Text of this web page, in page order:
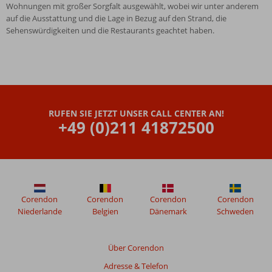
Wohnungen mit großer Sorgfalt ausgewählt, wobei wir unter anderem
auf die Ausstattung und die Lage in Bezug auf den Strand, die
Sehenswürdigkeiten und die Restaurants geachtet haben.
RUFEN SIE JETZT UNSER CALL CENTER AN!
+49 (0)211 41872500
Über Corendon
Adresse & Telefon
Corendon
Niederlande
Corendon
Belgien
Corendon
Dänemark
Corendon
Schweden